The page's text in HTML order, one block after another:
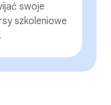
swoje
szkoleniowe